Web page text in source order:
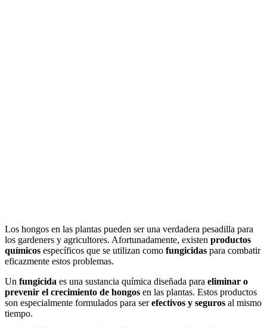
Los hongos en las plantas pueden ser una verdadera pesadilla para
los gardeners y agricultores. Afortunadamente, existen productos
químicos específicos que se utilizan como fungicidas para combatir
eficazmente estos problemas.
Un fungicida es una sustancia química diseñada para eliminar o
prevenir el crecimiento de hongos en las plantas. Estos productos
son especialmente formulados para serefectivos y seguros al mismo
tiempo.